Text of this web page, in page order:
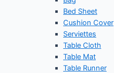
Bed Sheet
Cushion Cover
Serviettes
Table Cloth
Table Mat
Table Runner